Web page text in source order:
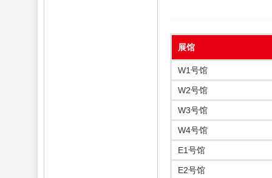
展馆
W1号馆
W2号馆
W3号馆
W4号馆
E1号馆
E2号馆